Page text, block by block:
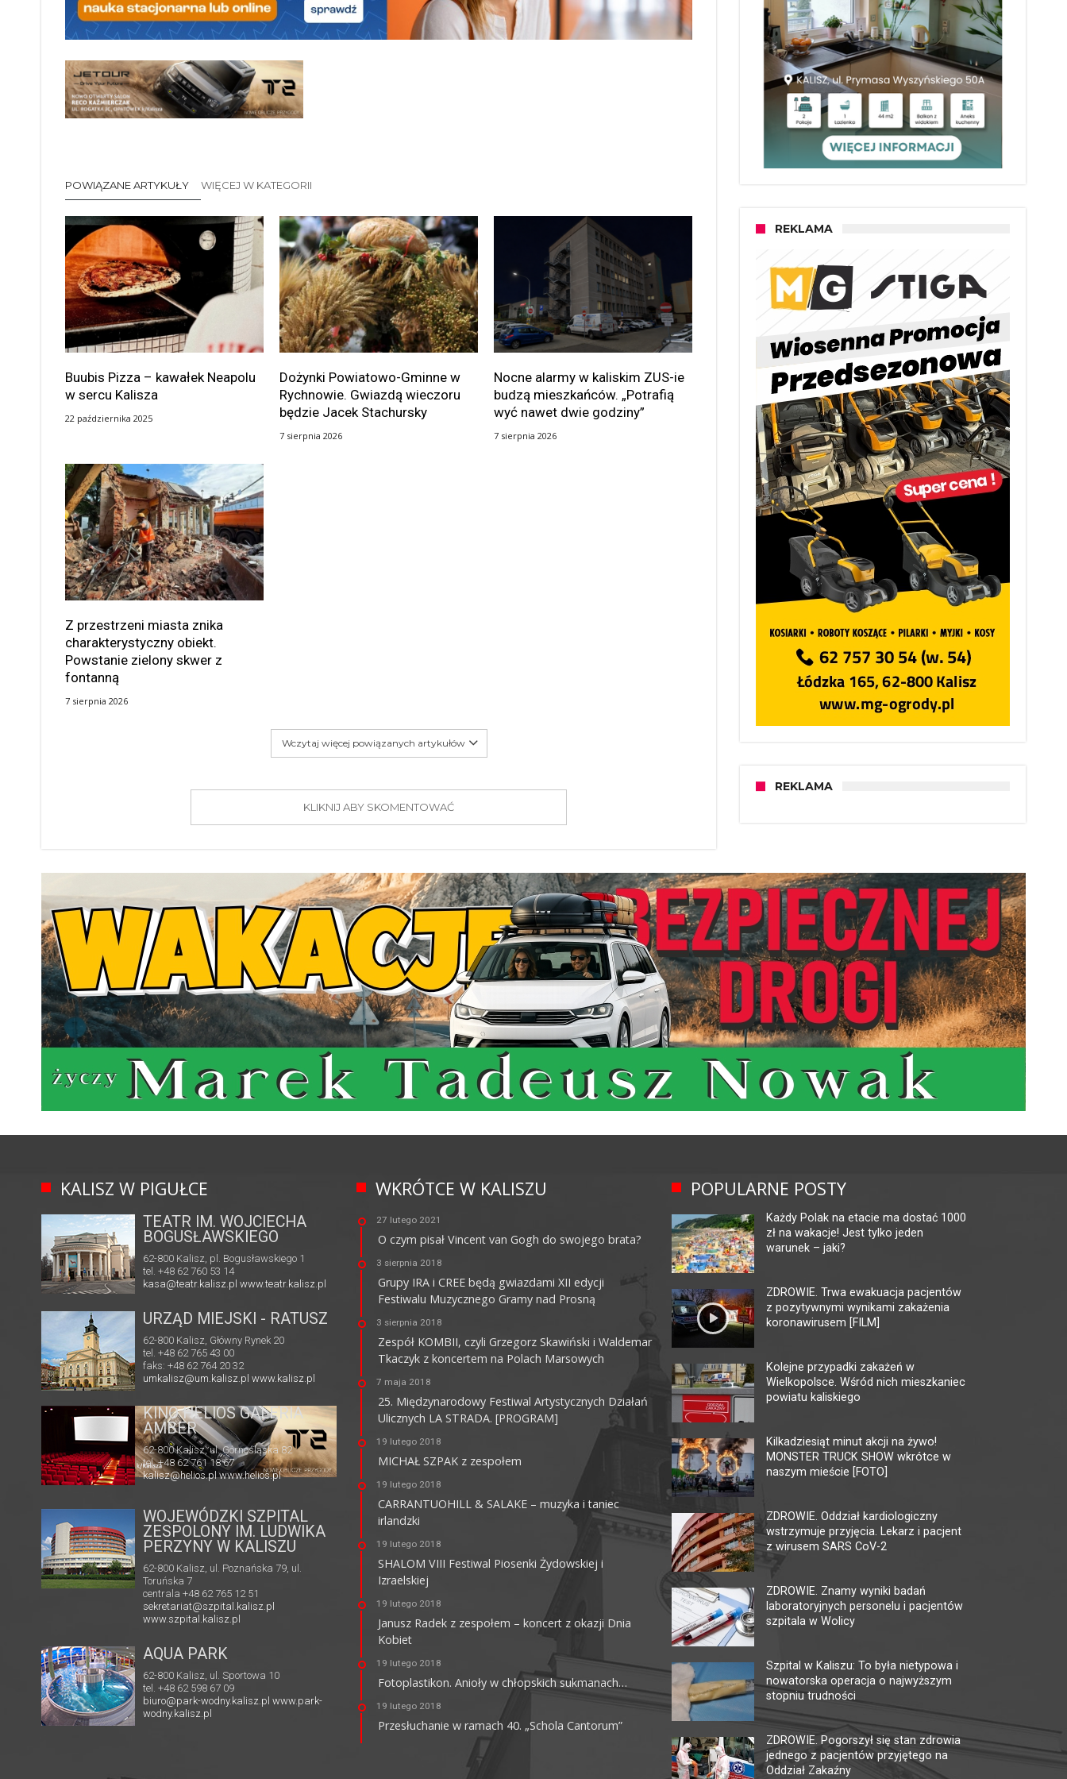
POWIĄZANE ARTYKUŁY WIĘCEJ W KATEGORII
Buubis Pizza – kawałek Neapolu
w sercu Kalisza
22 października 2025
Dożynki Powiatowo-Gminne w
Rychnowie. Gwiazdą wieczoru
będzie Jacek Stachursky
7 sierpnia 2026
Nocne alarmy w kaliskim ZUS-ie
budzą mieszkańców. „Potrafią
wyć nawet dwie godziny”
7 sierpnia 2026
Z przestrzeni miasta znika
charakterystyczny obiekt.
Powstanie zielony skwer z
fontanną
7 sierpnia 2026
Wczytaj więcej powiązanych artykułów
KLIKNIJ ABY SKOMENTOWAĆ
REKLAMA
REKLAMA
KALISZ W PIGUŁCE
TEATR IM. WOJCIECHA
BOGUSŁAWSKIEGO
62-800 Kalisz, pl. Bogusławskiego 1
tel. +48 62 760 53 14
kasa@teatr.kalisz.pl www.teatr.kalisz.pl
URZĄD MIEJSKI - RATUSZ
62-800 Kalisz, Główny Rynek 20
tel. +48 62 765 43 00
faks: +48 62 764 20 32
umkalisz@um.kalisz.pl www.kalisz.pl
MULTIKINO GALERIA
TĘCZA
62-800 Kalisz, ul. 3 Maja 1
tel. + 48 41 267 23 84
multikino.pl
KINO CENTRUM
tel. +48 62 765 25 01
ckis.kalisz.pl/
KINO HELIOS GALERIA
AMBER
62-800 Kalisz, ul. Górnośląska 82
tel. +48 62 761 18 67
kalisz@helios.pl
WOJEWÓDZKI SZPITAL
ZESPOLONY IM. LUDWIKA
PERZYNY W KALISZU
62-800 Kalisz, ul. Poznańska 79, ul.
Toruńska 7
centrala +48 62 765 12 51
sekretariat@szpital.kalisz.pl
www.szpital.kalisz.pl
AQUA PARK
62-800 Kalisz, ul. Sportowa 10
tel. +48 62 598 67 09
biuro@park-wodny.kalisz.pl www.park-
wodny.kalisz.pl
WKRÓTCE W KALISZU
27 lutego 2021
O czym pisał Vincent van Gogh do swojego brata?
3 sierpnia 2018
Grupy IRA i CREE będą gwiazdami XII edycji
Festiwalu Muzycznego Gramy nad Prosną
3 sierpnia 2018
Zespół KOMBII, czyli Grzegorz Skawiński i Waldemar
Tkaczyk z koncertem na Polach Marsowych
7 maja 2018
25. Międzynarodowy Festiwal Artystycznych Działań
Ulicznych LA STRADA. [PROGRAM]
19 lutego 2018
MICHAŁ SZPAK z zespołem
19 lutego 2018
CARRANTUOHILL & SALAKE – muzyka i taniec
irlandzki
19 lutego 2018
SHALOM VIII Festiwal Piosenki Żydowskiej i
Izraelskiej
19 lutego 2018
Janusz Radek z zespołem – koncert z okazji Dnia
Kobiet
19 lutego 2018
Fotoplastikon. Anioły w chłopskich sukmanach…
19 lutego 2018
Przesłuchanie w ramach 40. „Schola Cantorum”
POPULARNE POSTY
Każdy Polak na etacie ma dostać 1000
zł na wakacje! Jest tylko jeden
warunek – jaki?
ZDROWIE. Trwa ewakuacja pacjentów
z pozytywnymi wynikami zakażenia
koronawirusem [FILM]
Kolejne przypadki zakażeń w
Wielkopolsce. Wśród nich mieszkaniec
powiatu kaliskiego
Kilkadziesiąt minut akcji na żywo!
MONSTER TRUCK SHOW wkrótce w
naszym mieście [FOTO]
ZDROWIE. Oddział kardiologiczny
wstrzymuje przyjęcia. Lekarz i pacjent
z wirusem SARS CoV-2
ZDROWIE. Znamy wyniki badań
laboratoryjnych personelu i pacjentów
szpitala w Wolicy
Szpital w Kaliszu: To była nietypowa i
nowatorska operacja o najwyższym
stopniu trudności
ZDROWIE. Pogorszył się stan zdrowia
jednego z pacjentów przyjętego na
Oddział Zakaźny